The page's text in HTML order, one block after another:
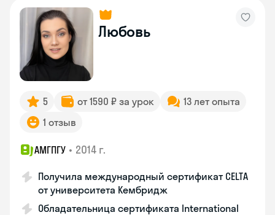
Любовь
5 от 1590 ₽ за урок
13 лет опыта
1 отзыв
АМГПГУ • 2014 г.
Получила международный сертификат CELTA
от университета Кембридж
Обладательница сертификата International